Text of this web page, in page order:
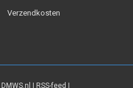
Verzendkosten
DMWS.nl | RSS-feed |